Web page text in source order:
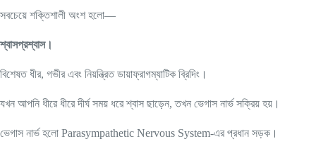
সবচেয়ে শক্তিশালী অংশ হলো—
শ্বাসপ্রশ্বাস।
বিশেষত ধীর, গভীর এবং নিয়ন্ত্রিত ডায়াফ্রাগম্যাটিক ব্রিদিং।
যখন আপনি ধীরে ধীরে দীর্ঘ সময় ধরে শ্বাস ছাড়েন, তখন ভেগাস নার্ভ সক্রিয় হয়।
ভেগাস নার্ভ হলো Parasympathetic Nervous System-এর প্রধান সড়ক।